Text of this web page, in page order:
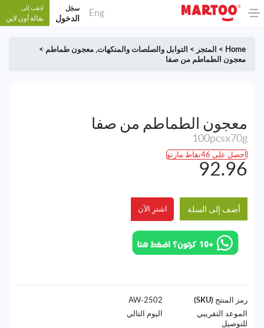
Eng سجَل
الدخول
اذهب إلى
بقالة أون لاين
Home
> المتجر > التوابل والصلصات والمنكهات, معجون طماطم >
معجون الطماطم من صفا
معجون الطماطم من صفا
100pcsx70g
احصل على 46نقاط مارتو
92.96
أضف إلى السلة اشترِ الآن
رمز المنتج (SKU)
2502-AW
الموعد التقريبي
للتوصيل
اليوم التالي